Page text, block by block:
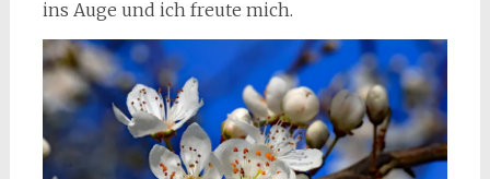
ins Auge und ich freute mich.